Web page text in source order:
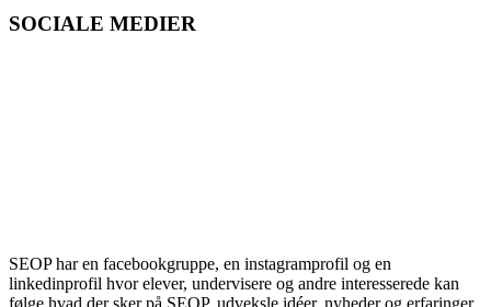
SOCIALE MEDIER
SEOP har en facebookgruppe, en instagramprofil og en
linkedinprofil hvor elever, undervisere og andre interesserede kan
følge hvad der sker på SEOP, udveksle idéer, nyheder og erfaringer